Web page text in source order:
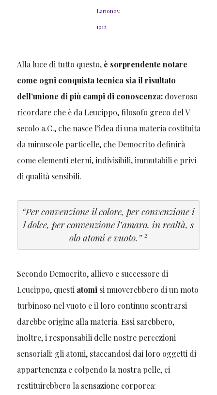
Larionov,
1912
Alla luce di tutto questo,è sorprendente notare
come ogni conquista tecnica sia il risultato
dell’unione di più campi di conoscenza:doveroso
ricordare che è da Leucippo, filosofo greco del V
secolo a.C., che nasce l’idea di una materia costituita
da minuscole particelle, che Democrito definirà
come elementi eterni, indivisibili, immutabili e privi
di qualità sensibili.
“Per convenzione il colore, per convenzione i
l dolce, per convenzione l’amaro, in realtà, s
olo atomi e vuoto.” 2
Secondo Democrito, allievo e successore di
Leucippo, questi atomi si muoverebbero di un moto
turbinoso nel vuoto e il loro continuo scontrarsi
darebbe origine alla materia. Essi sarebbero,
inoltre, i responsabili delle nostre percezioni
sensoriali: gli atomi, staccandosi dai loro oggetti di
appartenenza e colpendo la nostra pelle, ci
restituirebbero la sensazione corporea: